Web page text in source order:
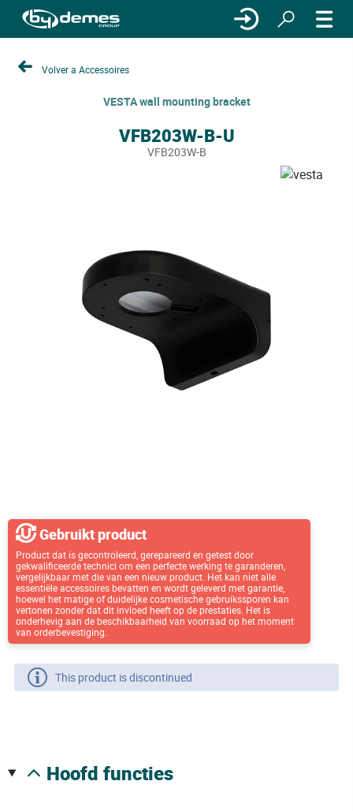
Volver a Accessoires
VESTA wall mounting bracket
VFB203W-B-U
VFB203W-B
Gebruikt product
Product dat is gecontroleerd, gerepareerd en getest door
gekwalificeerde technici om een perfecte werking te garanderen,
vergelijkbaar met die van een nieuw product. Het kan niet alle
essentiële accessoires bevatten en wordt geleverd met garantie,
hoewel het matige of duidelijke cosmetische gebruikssporen kan
vertonen zonder dat dit invloed heeft op de prestaties. Het is
onderhevig aan de beschikbaarheid van voorraad op het moment
van orderbevestiging.
This product is discontinued
hoofd functies